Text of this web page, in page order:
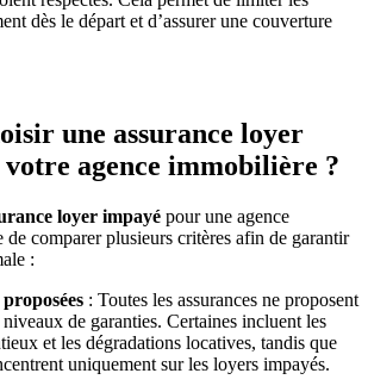
dès le départ et d’assurer une couverture
une assurance loyer
agence immobilière ?
loyer impayé pour une agence
comparer plusieurs critères afin de garantir
:
: Toutes les assurances ne proposent
niveaux de garanties. Certaines incluent les
et les dégradations locatives, tandis que
uniquement sur les loyers impayés.